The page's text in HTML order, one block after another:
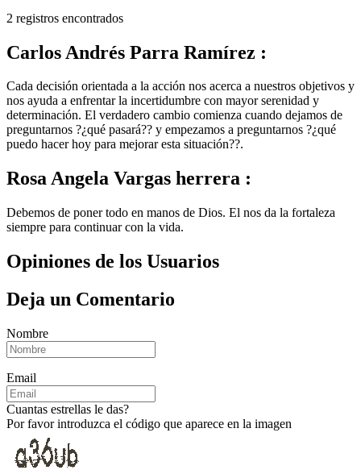
2 registros encontrados
Carlos Andrés Parra Ramírez :
Cada decisión orientada a la acción nos acerca a nuestros objetivos y
nos ayuda a enfrentar la incertidumbre con mayor serenidad y
determinación. El verdadero cambio comienza cuando dejamos de
preguntarnos ?¿qué pasará?? y empezamos a preguntarnos ?¿qué
puedo hacer hoy para mejorar esta situación??.
Rosa Angela Vargas herrera :
Debemos de poner todo en manos de Dios. El nos da la fortaleza
siempre para continuar con la vida.
Opiniones de los Usuarios
Deja un Comentario
Nombre
Email
Cuantas estrellas le das?
Por favor introduzca el código que aparece en la imagen